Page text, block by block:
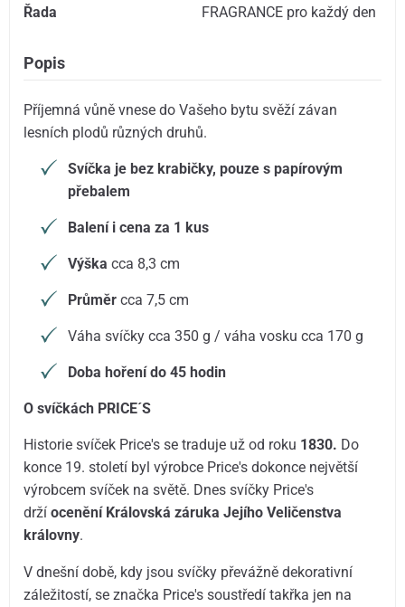
Řada
FRAGRANCE pro každý den
Popis
Příjemná vůně vnese do Vašeho bytu svěží závan
lesních plodů různých druhů.
Svíčka je bez krabičky, pouze s papírovým
přebalem
Balení i cena za 1 kus
Výška cca 8,3 cm
Průměr cca 7,5 cm
Váha svíčky cca 350 g / váha vosku cca 170 g
Doba hoření do 45 hodin
O svíčkách PRICE´S
Historie svíček Price's se traduje už od roku 1830. Do
konce 19. století byl výrobce Price's dokonce největší
výrobcem svíček na světě. Dnes svíčky Price's
držíocenění Královská záruka Jejího Veličenstva
královny.
V dnešní době, kdy jsou svíčky převážně dekorativní
záležitostí, se značka Price's soustředí takřka jen na